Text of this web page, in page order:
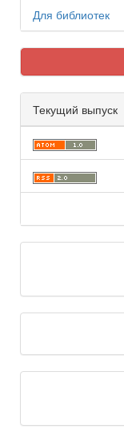
Для библиотек
Текущий выпуск